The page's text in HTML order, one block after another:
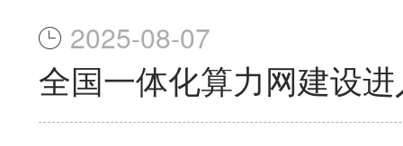
2025-08-07
全国一体化算力网建设